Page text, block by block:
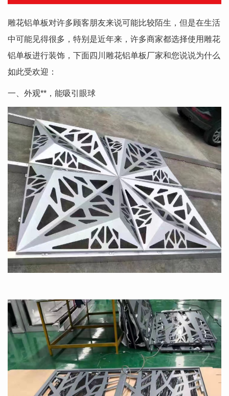
雕花铝单板对许多顾客朋友来说可能比较陌生，但是在生活
中可能见得很多，特别是近年来，许多商家都选择使用雕花
铝单板进行装饰，下面四川雕花铝单板厂家和您说说为什么
如此受欢迎：
一、外观**，能吸引眼球